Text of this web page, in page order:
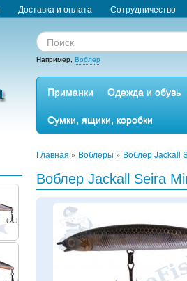
Доставка и оплата Сотрудничество
Например, Воблер
Приманки
Одежда и обувь
Сумки, ящики, коробки
Главная » Воблеры » Воблер Jackall
Воблер Jackall Seira